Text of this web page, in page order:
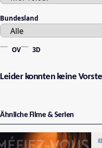
Bundesland
OV 3D
Leider konnten keine
Ähnliche Filme & Serien